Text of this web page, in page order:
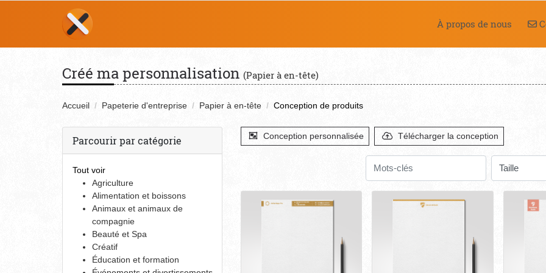
À propos de nous
Créé ma personnalisation (Papier à en-tête)
Accueil Papeterie d'entreprise Papier à en-tête Conception de produits
Parcourir par catégorie
Tout voir
Agriculture
Alimentation et boissons
Animaux et animaux de
compagnie
Beauté et Spa
Créatif
Éducation et formation
Conception personnalisée Télécharger la conception